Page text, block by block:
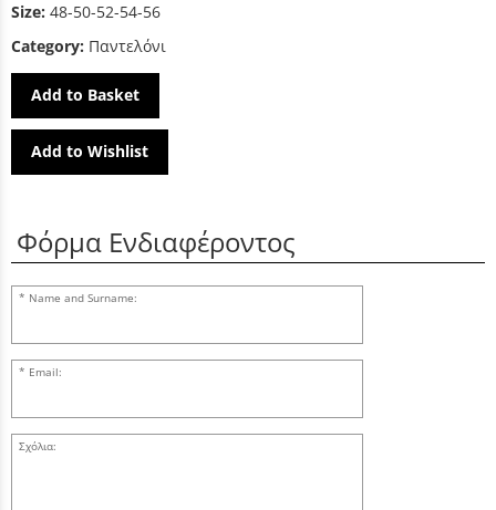
Size: 48-50-52-54-56
Category: Παντελόνι
Add to Basket
Add to Wishlist
Φόρμα Ενδιαφέροντος
Name and Surname:
Email:
Σχόλια: